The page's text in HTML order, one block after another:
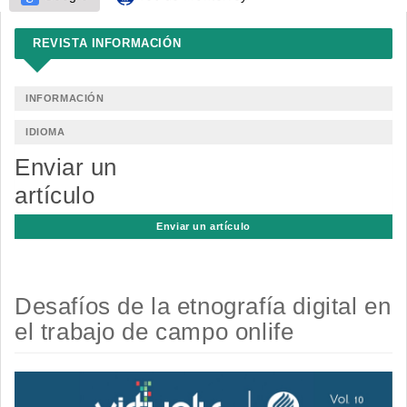
REVISTA INFORMACIÓN
INFORMACIÓN
IDIOMA
Enviar un
artículo
Enviar un artículo
Desafíos de la etnografía digital en
el trabajo de campo onlife